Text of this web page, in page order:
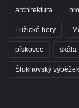
Vltavou
Pamětní
architektura
Lužické hory
pískovec skála
Šluknovský výběžek